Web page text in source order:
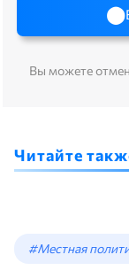
Вы можете
Читайте
#Местная